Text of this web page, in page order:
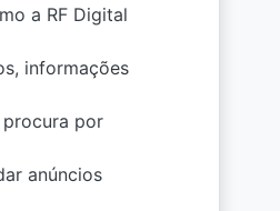
a RF Digital
informações
procura por
anúncios